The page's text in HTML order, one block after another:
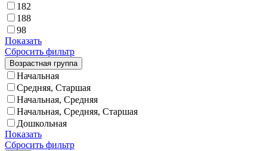
182
188
98
Показать
Сбросить фильтр
Возрастная группа
Начальная
Средняя, Старшая
Начальная, Средняя
Начальная, Средняя, Старшая
Дошкольная
Показать
Сбросить фильтр